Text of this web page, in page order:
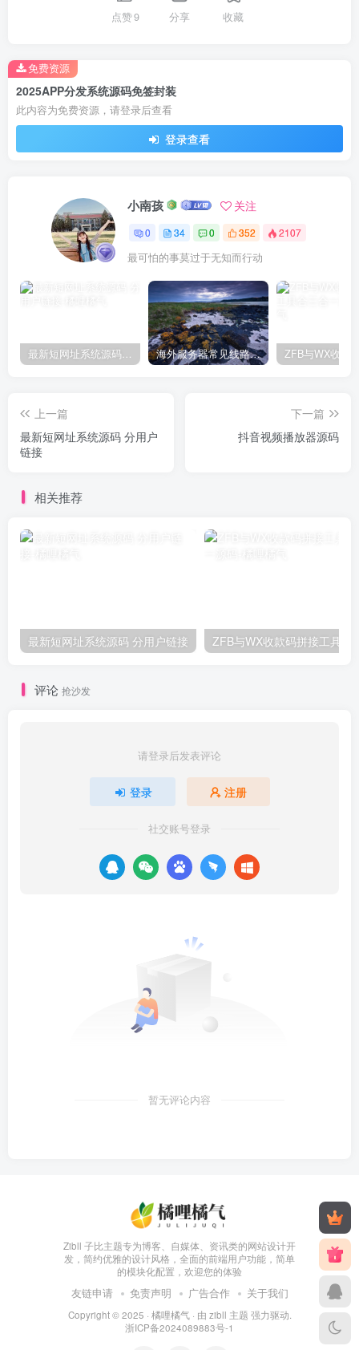
点赞9 分享 收藏
2025APP分发系统源码免签封装
此内容为免费资源，请登录后查看
登录查看
免费资源
小南孩 关注
0 34 0 352 2107
最可怕的事莫过于无知而行动
最新短网址系统源码 分用户链接 海外服务器常见线路对比
上一篇
最新短网址系统源码 分用户
链接
下一篇
抖音视频播放器源码
相关推荐
最新短网址系统源码 分用户链接
评论 抢沙发
请登录后发表评论
登录 注册
社交账号登录
暂无评论内容
Zibll 子比主题专为博客、自媒体、资讯类的网站设计开
发，简约优雅的设计风格，全面的前端用户功能，简单
的模块化配置，欢迎您的体验
友链申请 免责声明 广告合作 关于我们
Copyright © 2025 · 橘哩橘气 · 由 zibll 主题 强力驱动.
浙ICP备2024089883号-1